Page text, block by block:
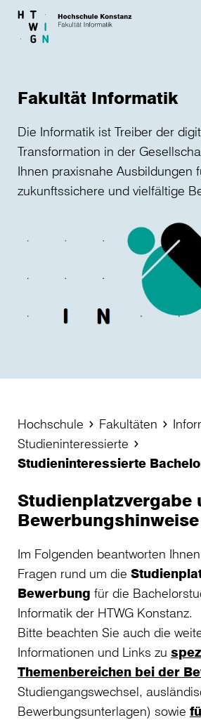
Skip to main content
Fakultät Informatik
Die Informatik ist Treiber der
Transformation in der
Ihnen praxisnahe Ausbildungen
zukunftssichere und vielfältige
Hochschule Fakultäten
Studieninteressierte
Studieninteressierte
Studienplatzvergabe
Im Folgenden beantworten
Fragen rund um die
Bewerbung für die
Informatik der HTWG Konstanz.
Bitte beachten Sie auch die
Informationen und Links zu
Themenbereichen bei der
Studiengangswechsel,
Bewerbungsunterlagen) sowie